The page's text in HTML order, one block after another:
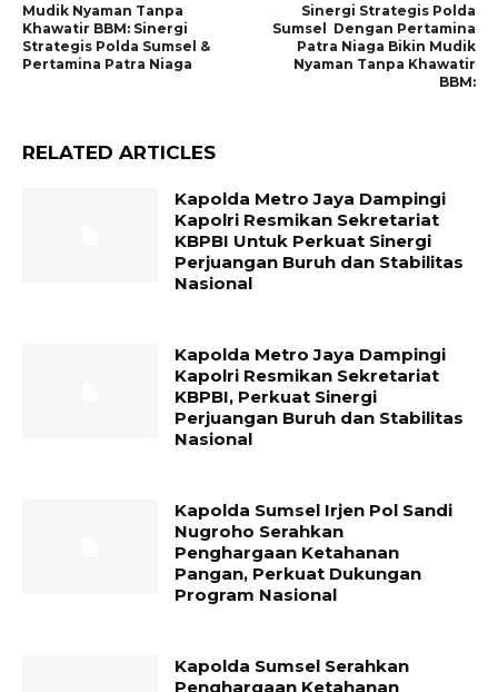
Mudik Nyaman Tanpa
Khawatir BBM: Sinergi
Strategis Polda Sumsel &
Pertamina Patra Niaga
Sinergi Strategis Polda
Sumsel Dengan Pertamina
Patra Niaga Bikin Mudik
Nyaman Tanpa Khawatir
BBM:
RELATED ARTICLES
Kapolda Metro Jaya Dampingi
Kapolri Resmikan Sekretariat
KBPBI Untuk Perkuat Sinergi
Perjuangan Buruh dan Stabilitas
Nasional
Kapolda Metro Jaya Dampingi
Kapolri Resmikan Sekretariat
KBPBI, Perkuat Sinergi
Perjuangan Buruh dan Stabilitas
Nasional
Kapolda Sumsel Irjen Pol Sandi
Nugroho Serahkan
Penghargaan Ketahanan
Pangan, Perkuat Dukungan
Program Nasional
Kapolda Sumsel Serahkan
Penghargaan Ketahanan